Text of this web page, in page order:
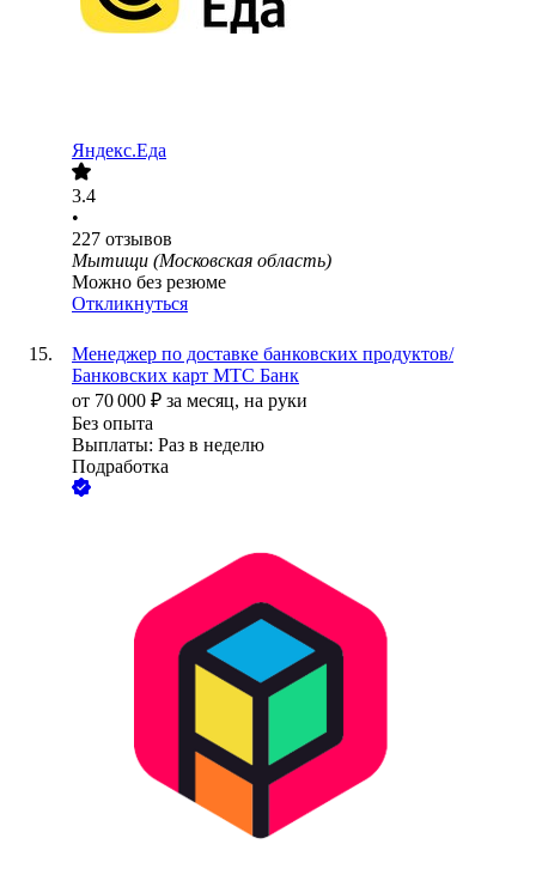
Яндекс.Еда
3.4
•
227 отзывов
Мытищи (Московская область)
Можно без резюме
Откликнуться
Менеджер по доставке банковских продуктов/
Банковских карт МТС Банк
от 70 000 ₽ за месяц, на руки
Без опыта
Выплаты: Раз в неделю
Подработка